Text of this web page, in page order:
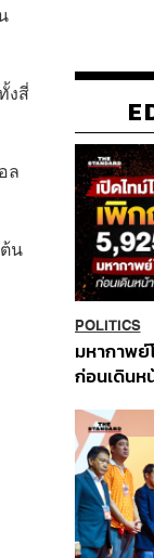
งสี่
ล
น
POLITICS
มหากาพ
ก่อนเดินห